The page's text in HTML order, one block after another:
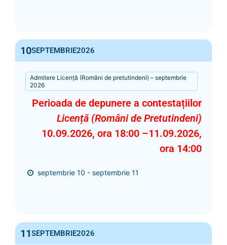
10SEPTEMBRIE2026
Admitere Licență (Români de pretutindeni) – septembrie
2026
Perioada de depunere a contestațiilor
Licență (Români de Pretutindeni)
10.09.2026, ora 18:00 –11.09.2026,
ora 14:00
septembrie 10 - septembrie 11
11SEPTEMBRIE2026